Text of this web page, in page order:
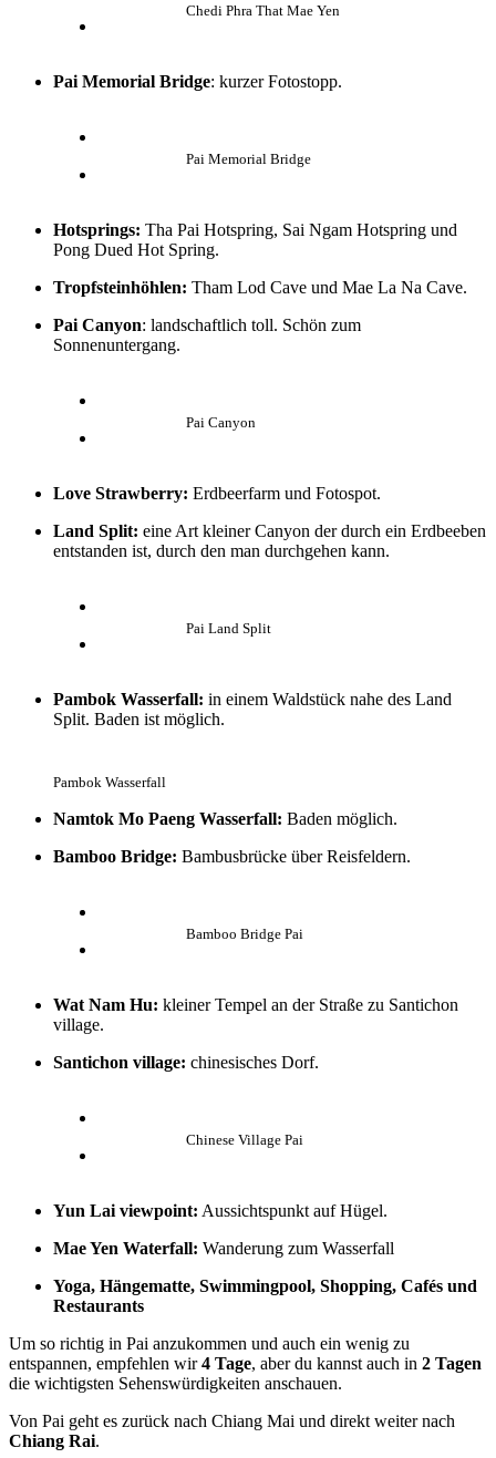
Chedi Phra That Mae Yen
Pai Memorial Bridge: kurzer Fotostopp.
Pai Memorial Bridge
Hotsprings: Tha Pai Hotspring, Sai Ngam Hotspring und
Pong Dued Hot Spring.
Tropfsteinhöhlen: Tham Lod Cave und Mae La Na Cave.
Pai Canyon: landschaftlich toll. Schön zum
Sonnenuntergang.
Pai Canyon
Love Strawberry: Erdbeerfarm und Fotospot.
Land Split: eine Art kleiner Canyon der durch ein Erdbeeben
entstanden ist, durch den man durchgehen kann.
Pai Land Split
Pambok Wasserfall: in einem Waldstück nahe des Land
Split. Baden ist möglich.
Pambok Wasserfall
Namtok Mo Paeng Wasserfall: Baden möglich.
Bamboo Bridge: Bambusbrücke über Reisfeldern.
Bamboo Bridge Pai
Wat Nam Hu: kleiner Tempel an der Straße zu Santichon
village.
Santichon village: chinesisches Dorf.
Chinese Village Pai
Yun Lai viewpoint: Aussichtspunkt auf Hügel.
Mae Yen Waterfall: Wanderung zum Wasserfall
Yoga, Hängematte, Swimmingpool, Shopping, Cafés und
Restaurants
Um so richtig in Pai anzukommen und auch ein wenig zu
entspannen, empfehlen wir4 Tage, aber du kannst auch in 2 Tagen
die wichtigsten Sehenswürdigkeiten anschauen.
Von Pai geht es zurück nach Chiang Mai und direkt weiter nach
Chiang Rai.